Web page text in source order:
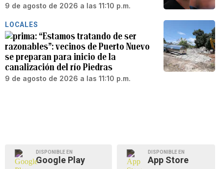
9 de agosto de 2026 a las 11:10 p.m.
LOCALES
“Estamos tratando de ser
razonables”: vecinos de Puerto Nuevo
se preparan para inicio de la
canalización del río Piedras
9 de agosto de 2026 a las 11:10 p.m.
DISPONIBLE EN
Google Play
DISPONIBLE EN
App Store